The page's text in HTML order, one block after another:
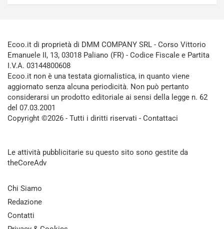
Ecoo.it di proprietà di DMM COMPANY SRL - Corso Vittorio
Emanuele II, 13, 03018 Paliano (FR) - Codice Fiscale e Partita
I.V.A. 03144800608
Ecoo.it non è una testata giornalistica, in quanto viene
aggiornato senza alcuna periodicità. Non può pertanto
considerarsi un prodotto editoriale ai sensi della legge n. 62
del 07.03.2001
Copyright ©2026 - Tutti i diritti riservati - Contattaci
Le attività pubblicitarie su questo sito sono gestite da
theCoreAdv
Chi Siamo
Redazione
Contatti